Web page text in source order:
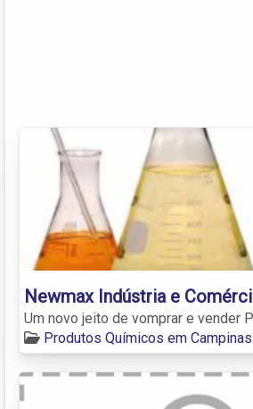
Newmax Indústria e
Um novo jeito de vomprar e vender
Produtos Químicos em Campinas